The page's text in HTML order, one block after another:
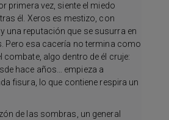
primera vez, siente el miedo
él. Xeros es mestizo, con
una reputación que se susurra en
Pero esa cacería no termina como
combate, algo dentro de él cruje:
hace años… empieza a
fisura, lo que contiene respira un
de las sombras, un general